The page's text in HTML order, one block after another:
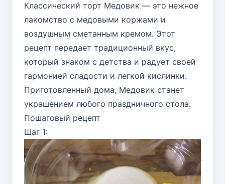
Классический торт Медовик — это нежное
лакомство с медовыми коржами и
воздушным сметанным кремом. Этот
рецепт передает традиционный вкус,
который знаком с детства и радует своей
гармонией сладости и легкой кислинки.
Приготовленный дома, Медовик станет
украшением любого праздничного стола.
Пошаговый рецепт
Шаг 1: